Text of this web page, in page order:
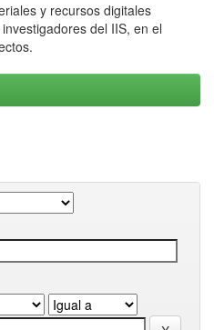
y recursos digitales
del IIS, en el